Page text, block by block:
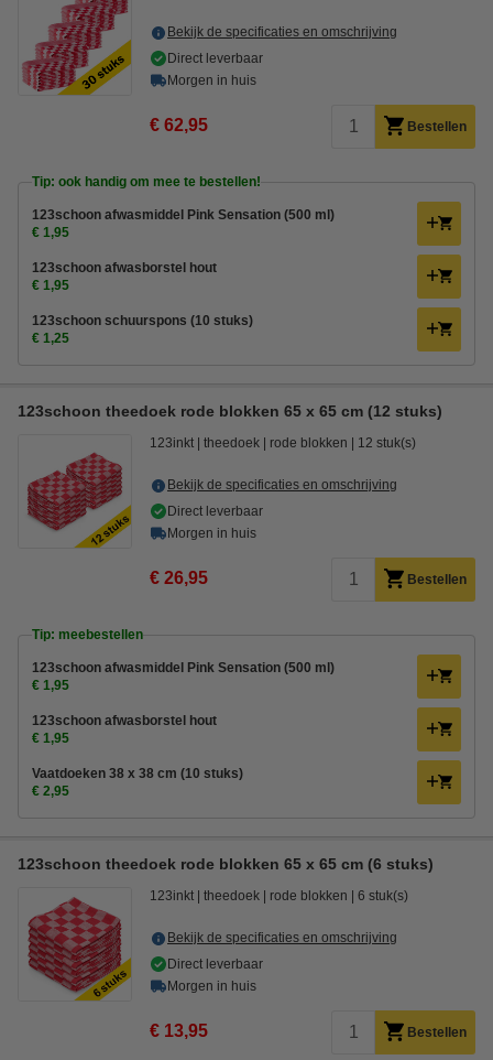
Bekijk de specificaties en omschrijving
Direct leverbaar
Morgen in huis
€ 62,95 Bestellen
Tip: ook handig om mee te bestellen!
123schoon afwasmiddel Pink Sensation (500 ml)
€ 1,95
123schoon afwasborstel hout
€ 1,95
123schoon schuurspons (10 stuks)
€ 1,25
123schoon theedoek rode blokken 65 x 65 cm (12 stuks)
123inkt theedoek rode blokken 12 stuk(s)
Bekijk de specificaties en omschrijving
Direct leverbaar
Morgen in huis
€ 26,95 Bestellen
Tip: meebestellen
123schoon afwasmiddel Pink Sensation (500 ml)
€ 1,95
123schoon afwasborstel hout
€ 1,95
Vaatdoeken 38 x 38 cm (10 stuks)
€ 2,95
123schoon theedoek rode blokken 65 x 65 cm (6 stuks)
123inkt theedoek rode blokken 6 stuk(s)
Bekijk de specificaties en omschrijving
Direct leverbaar
Morgen in huis
€ 13,95 Bestellen